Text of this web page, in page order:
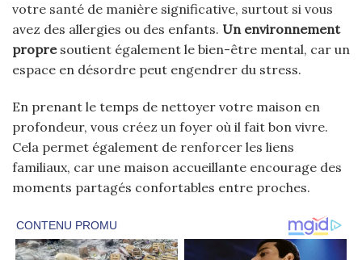
votre santé de manière significative, surtout si vous
avez des allergies ou des enfants. Un environnement
propresoutient également le bien-être mental, car un
espace en désordre peut engendrer du stress.
En prenant le temps de nettoyer votre maison en
profondeur, vous créez un foyer où il fait bon vivre.
Cela permet également de renforcer les liens
familiaux, car une maison accueillante encourage des
moments partagés confortables entre proches.